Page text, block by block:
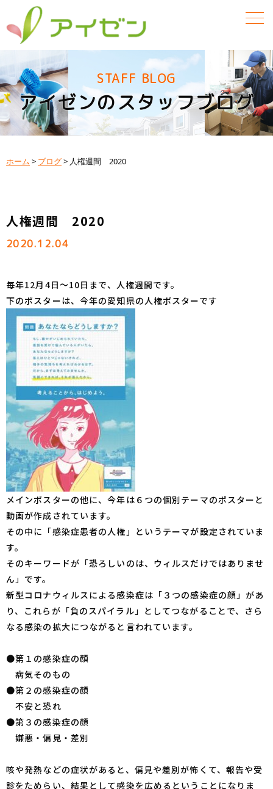
STAFF BLOG
アイゼンのスタッフブログ
ホーム > ブログ> 人権週間 2020
人権週間 2020
2020.12.04
毎年12月4日～10日まで、人権週間です。
下のポスターは、今年の愛知県の人権ポスターです
メインポスターの他に、今年は６つの個別テーマのポスターと
動画が作成されています。
その中に「感染症患者の人権」というテーマが設定されていま
す。
そのキーワードが「恐ろしいのは、ウィルスだけではありませ
ん」です。
新型コロナウィルスによる感染症は「３つの感染症の顔」があ
り、これらが「負のスパイラル」としてつながることで、さら
なる感染の拡大につながると言われています。
●第１の感染症の顔
病気そのもの
●第２の感染症の顔
不安と恐れ
●第３の感染症の顔
嫌悪・偏見・差別
咳や発熱などの症状があると、偏見や差別が怖くて、報告や受
診をためらい、結果として感染を広めるということになりま